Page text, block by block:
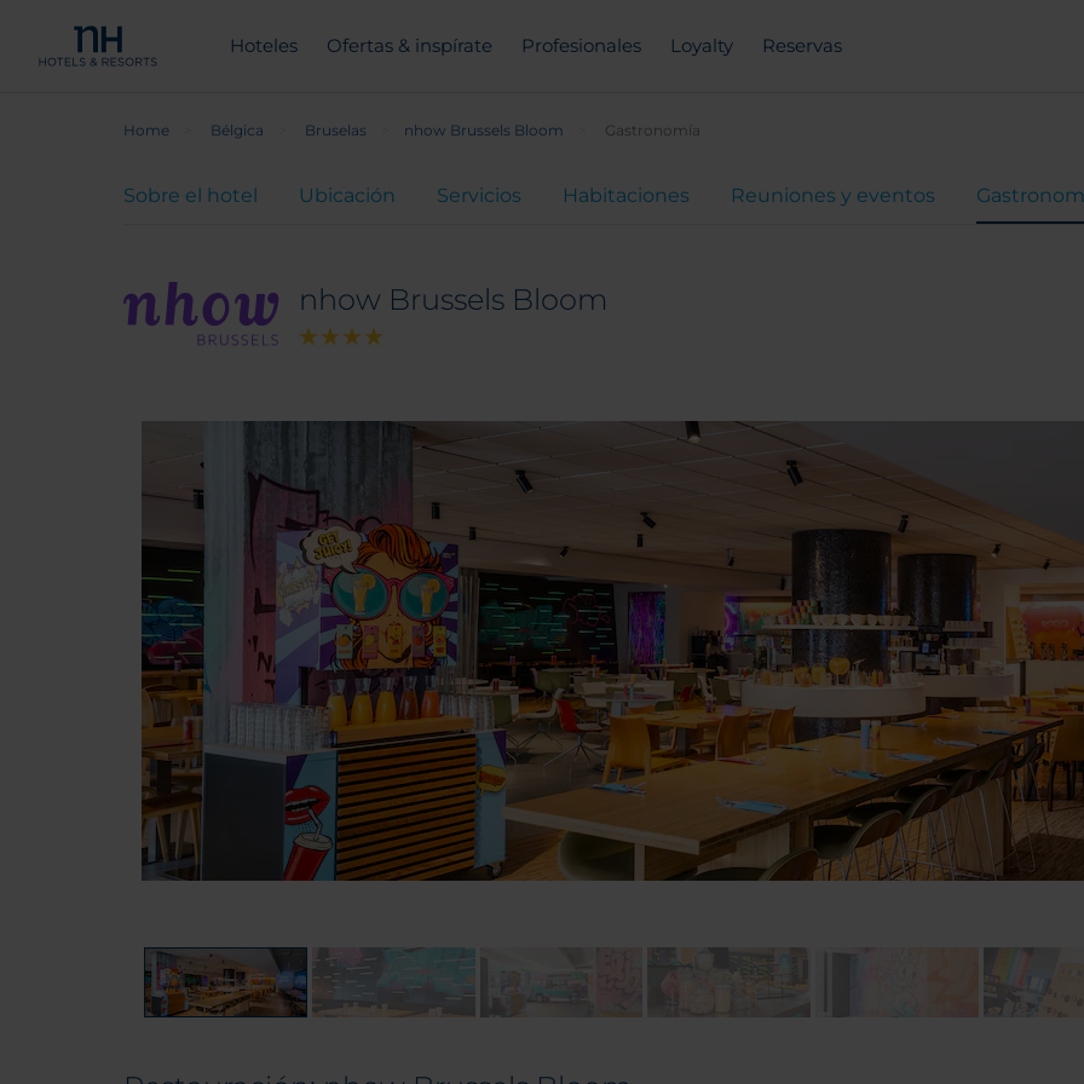
Hoteles Ofertas & inspírate Profesionales Loyalty Reservas
Home Bélgica Bruselas nhow Brussels Bloom Gastronomía
Sobre el hotel Ubicación Servicios Habitaciones Reuniones y eventos
nhow Brussels Bloom